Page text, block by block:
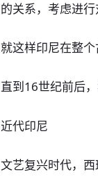
的关系，考虑进行
就这样印尼在整
直到16世纪前后，
近代印尼
文艺复兴时代，